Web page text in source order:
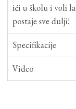
ići u školu i voli
postaje sve dulji!
Specifikacije
Video